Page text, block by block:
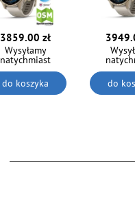
3859.00 zł
Wysyłamy
natychmiast
do koszyka do